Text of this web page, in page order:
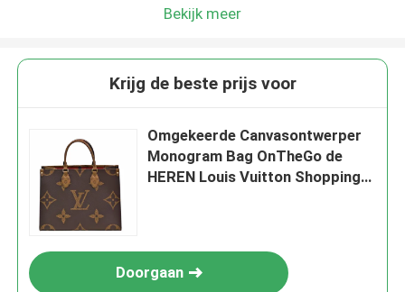
Bekijk meer
Krijg de beste prijs voor
Omgekeerde Canvasontwerper
Monogram Bag OnTheGo de
HEREN Louis Vuitton Shopping
Doorgaan